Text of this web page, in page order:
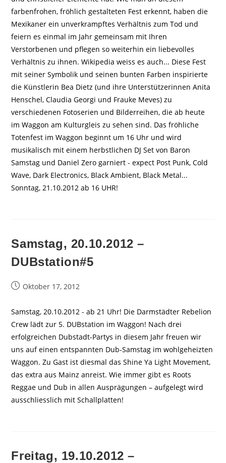
farbenfrohen, fröhlich gestalteten Fest erkennt, haben die
Mexikaner ein unverkrampftes Verhältnis zum Tod und
feiern es einmal im Jahr gemeinsam mit Ihren
Verstorbenen und pflegen so weiterhin ein liebevolles
Verhältnis zu ihnen. Wikipedia weiss es auch... Diese Fest
mit seiner Symbolik und seinen bunten Farben inspirierte
die Künstlerin Bea Dietz (und ihre Unterstützerinnen Anita
Henschel, Claudia Georgi und Frauke Meves) zu
verschiedenen Fotoserien und Bilderreihen, die ab heute
im Waggon am Kulturgleis zu sehen sind. Das fröhliche
Totenfest im Waggon beginnt um 16 Uhr und wird
musikalisch mit einem herbstlichen DJ Set von Baron
Samstag und Daniel Zero garniert - expect Post Punk, Cold
Wave, Dark Electronics, Black Ambient, Black Metal...
Sonntag, 21.10.2012 ab 16 UHR!
Samstag, 20.10.2012 –
DUBstation#5
BeitragOktober 17, 2012
Samstag, 20.10.2012 - ab 21 Uhr! Die Darmstädter Rebelion
Crew lädt zur 5. DUBstation im Waggon! Nach drei
erfolgreichen Dubstadt-Partys in diesem Jahr freuen wir
uns auf einen entspannten Dub-Samstag im wohlgeheizten
Waggon. Zu Gast ist diesmal das Shine Ya Light Movement,
das extra aus Mainz anreist. Wie immer gibt es Roots
Reggae und Dub in allen Ausprägungen – aufgelegt wird
ausschliesslich mit Schallplatten!
Freitag, 19.10.2012 –